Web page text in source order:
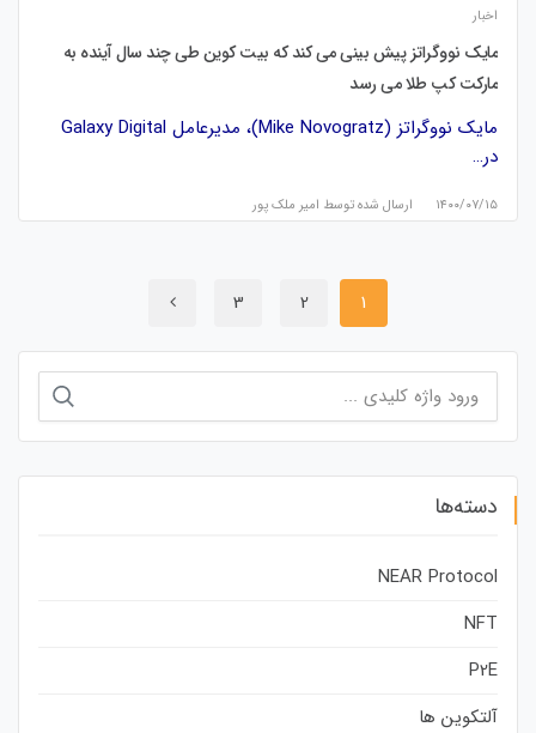
اخبار
مایک نووگراتز پیش بینی می کند که بیت کوین طی چند سال آینده به
مارکت کپ طلا می رسد
مایک نووگراتز (Mike Novogratz)، مدیرعامل Galaxy Digital
در…
۱۴۰۰/۰۷/۱۵ ارسال شده توسط امیر ملک پور
1
2
3
برای:
دسته‌ها
NEAR Protocol
NFT
P2E
آلتکوین ها